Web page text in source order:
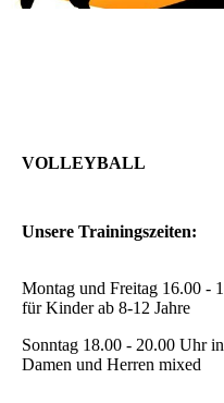
VOLLEYBALL
Unsere Trainingszeiten:
Montag und Freitag 16.00 -
für Kinder ab 8-12 Jahre
Sonntag 18.00 - 20.00 Uhr
Damen und Herren mixed